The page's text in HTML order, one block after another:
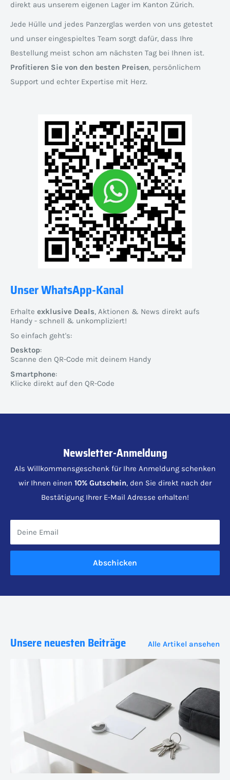
direkt aus unserem eigenen Lager im Kanton Zürich.
Jede Hülle und jedes Panzerglas werden von uns getestet
und unser eingespieltes Team sorgt dafür, dass Ihre
Bestellung meist schon am nächsten Tag bei Ihnen ist.
Profitieren Sie von den besten Preisen, persönlichem
Support und echter Expertise mit Herz.
Unser WhatsApp-Kanal
Erhalte exklusive Deals, Aktionen & News direkt aufs
Handy - schnell & unkompliziert!
So einfach geht's:
Desktop:
Scanne den QR-Code mit deinem Handy
Smartphone:
Klicke direkt auf den QR-Code
Newsletter-Anmeldung
Als Willkommensgeschenk für Ihre Anmeldung schenken
wir Ihnen einen 10% Gutschein, den Sie direkt nach der
Bestätigung Ihrer E-Mail Adresse erhalten!
Deine Email
Abschicken
Unsere neuesten Beiträge Alle Artikel ansehen